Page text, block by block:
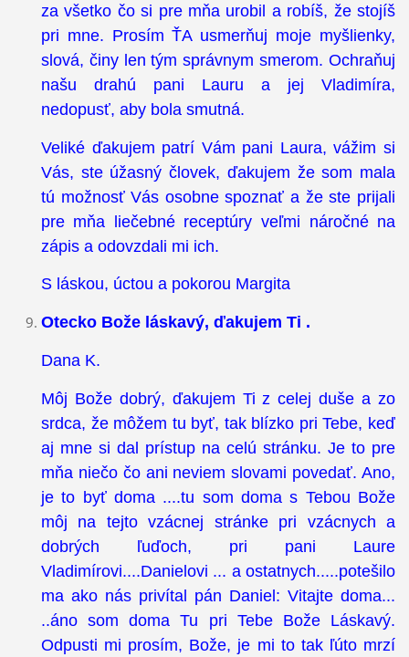
za všetko čo si pre mňa urobil a robíš, že stojíš
pri mne. Prosím ŤA usmerňuj moje myšlienky,
slová, činy len tým správnym smerom. Ochraňuj
našu drahú pani Lauru a jej Vladimíra,
nedopusť, aby bola smutná.
Veliké ďakujem patrí Vám pani Laura, vážim si
Vás, ste úžasný človek, ďakujem že som mala
tú možnosť Vás osobne spoznať a že ste prijali
pre mňa liečebné receptúry veľmi náročné na
zápis a odovzdali mi ich.
S láskou, úctou a pokorou Margita
Otecko Bože láskavý, ďakujem Ti .
Dana K.
Môj Bože dobrý, ďakujem Ti z celej duše a zo
srdca, že môžem tu byť, tak blízko pri Tebe, keď
aj mne si dal prístup na celú stránku. Je to pre
mňa niečo čo ani neviem slovami povedať. Ano,
je to byť doma ....tu som doma s Tebou Bože
môj na tejto vzácnej stránke pri vzácnych a
dobrých ľuďoch, pri pani Laure
Vladimírovi....Danielovi ... a ostatnych.....potešilo
ma ako nás privítal pán Daniel: Vitajte doma...
..áno som doma Tu pri Tebe Bože Láskavý.
Odpusti mi prosím, Bože, je mi to tak ľúto mrzí